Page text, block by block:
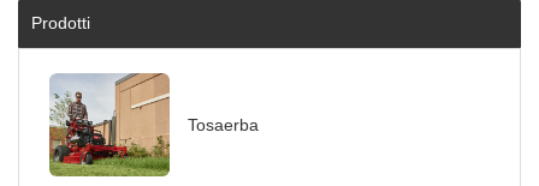
Prodotti
Tosaerba